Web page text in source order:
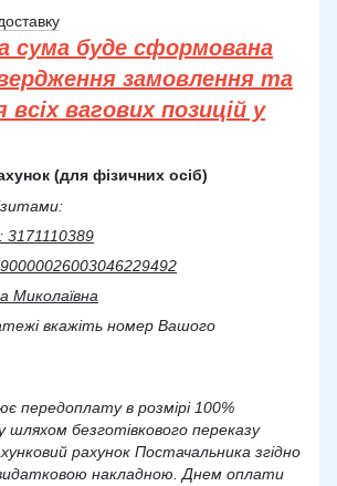
сума буде сформована
замовлення та
всіх вагових позицій у
(для фізичних осіб)
3171110389
Миколаївна
вкажіть номер Вашого
передоплату в розмірі 100%
шляхом безготівкового переказу
рахунок Постачальника згідно
накладною. Днем оплати